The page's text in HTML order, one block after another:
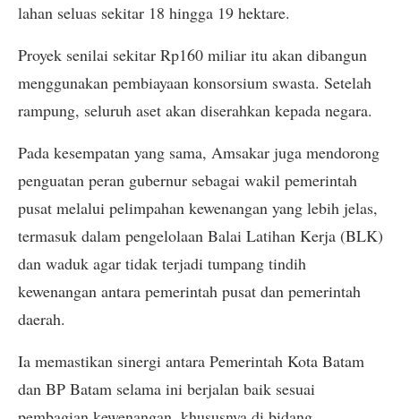
lahan seluas sekitar 18 hingga 19 hektare.
Proyek senilai sekitar Rp160 miliar itu akan dibangun
menggunakan pembiayaan konsorsium swasta. Setelah
rampung, seluruh aset akan diserahkan kepada negara.
Pada kesempatan yang sama, Amsakar juga mendorong
penguatan peran gubernur sebagai wakil pemerintah
pusat melalui pelimpahan kewenangan yang lebih jelas,
termasuk dalam pengelolaan Balai Latihan Kerja (BLK)
dan waduk agar tidak terjadi tumpang tindih
kewenangan antara pemerintah pusat dan pemerintah
daerah.
Ia memastikan sinergi antara Pemerintah Kota Batam
dan BP Batam selama ini berjalan baik sesuai